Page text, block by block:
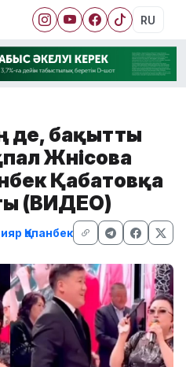
RU
де, бақытты
Жүнісова
Қабатовқа
(ВИДЕО)
Қапанбек